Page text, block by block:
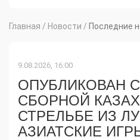
Главная / Новости / Последние
9.08.2026, 16:00
ОПУБЛИКОВАН
СБОРНОЙ
СТРЕЛЬБЕ ИЗ
АЗИАТСКИЕ